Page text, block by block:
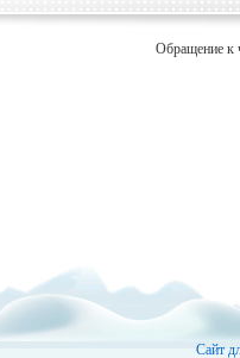
Обращение к
Сайт